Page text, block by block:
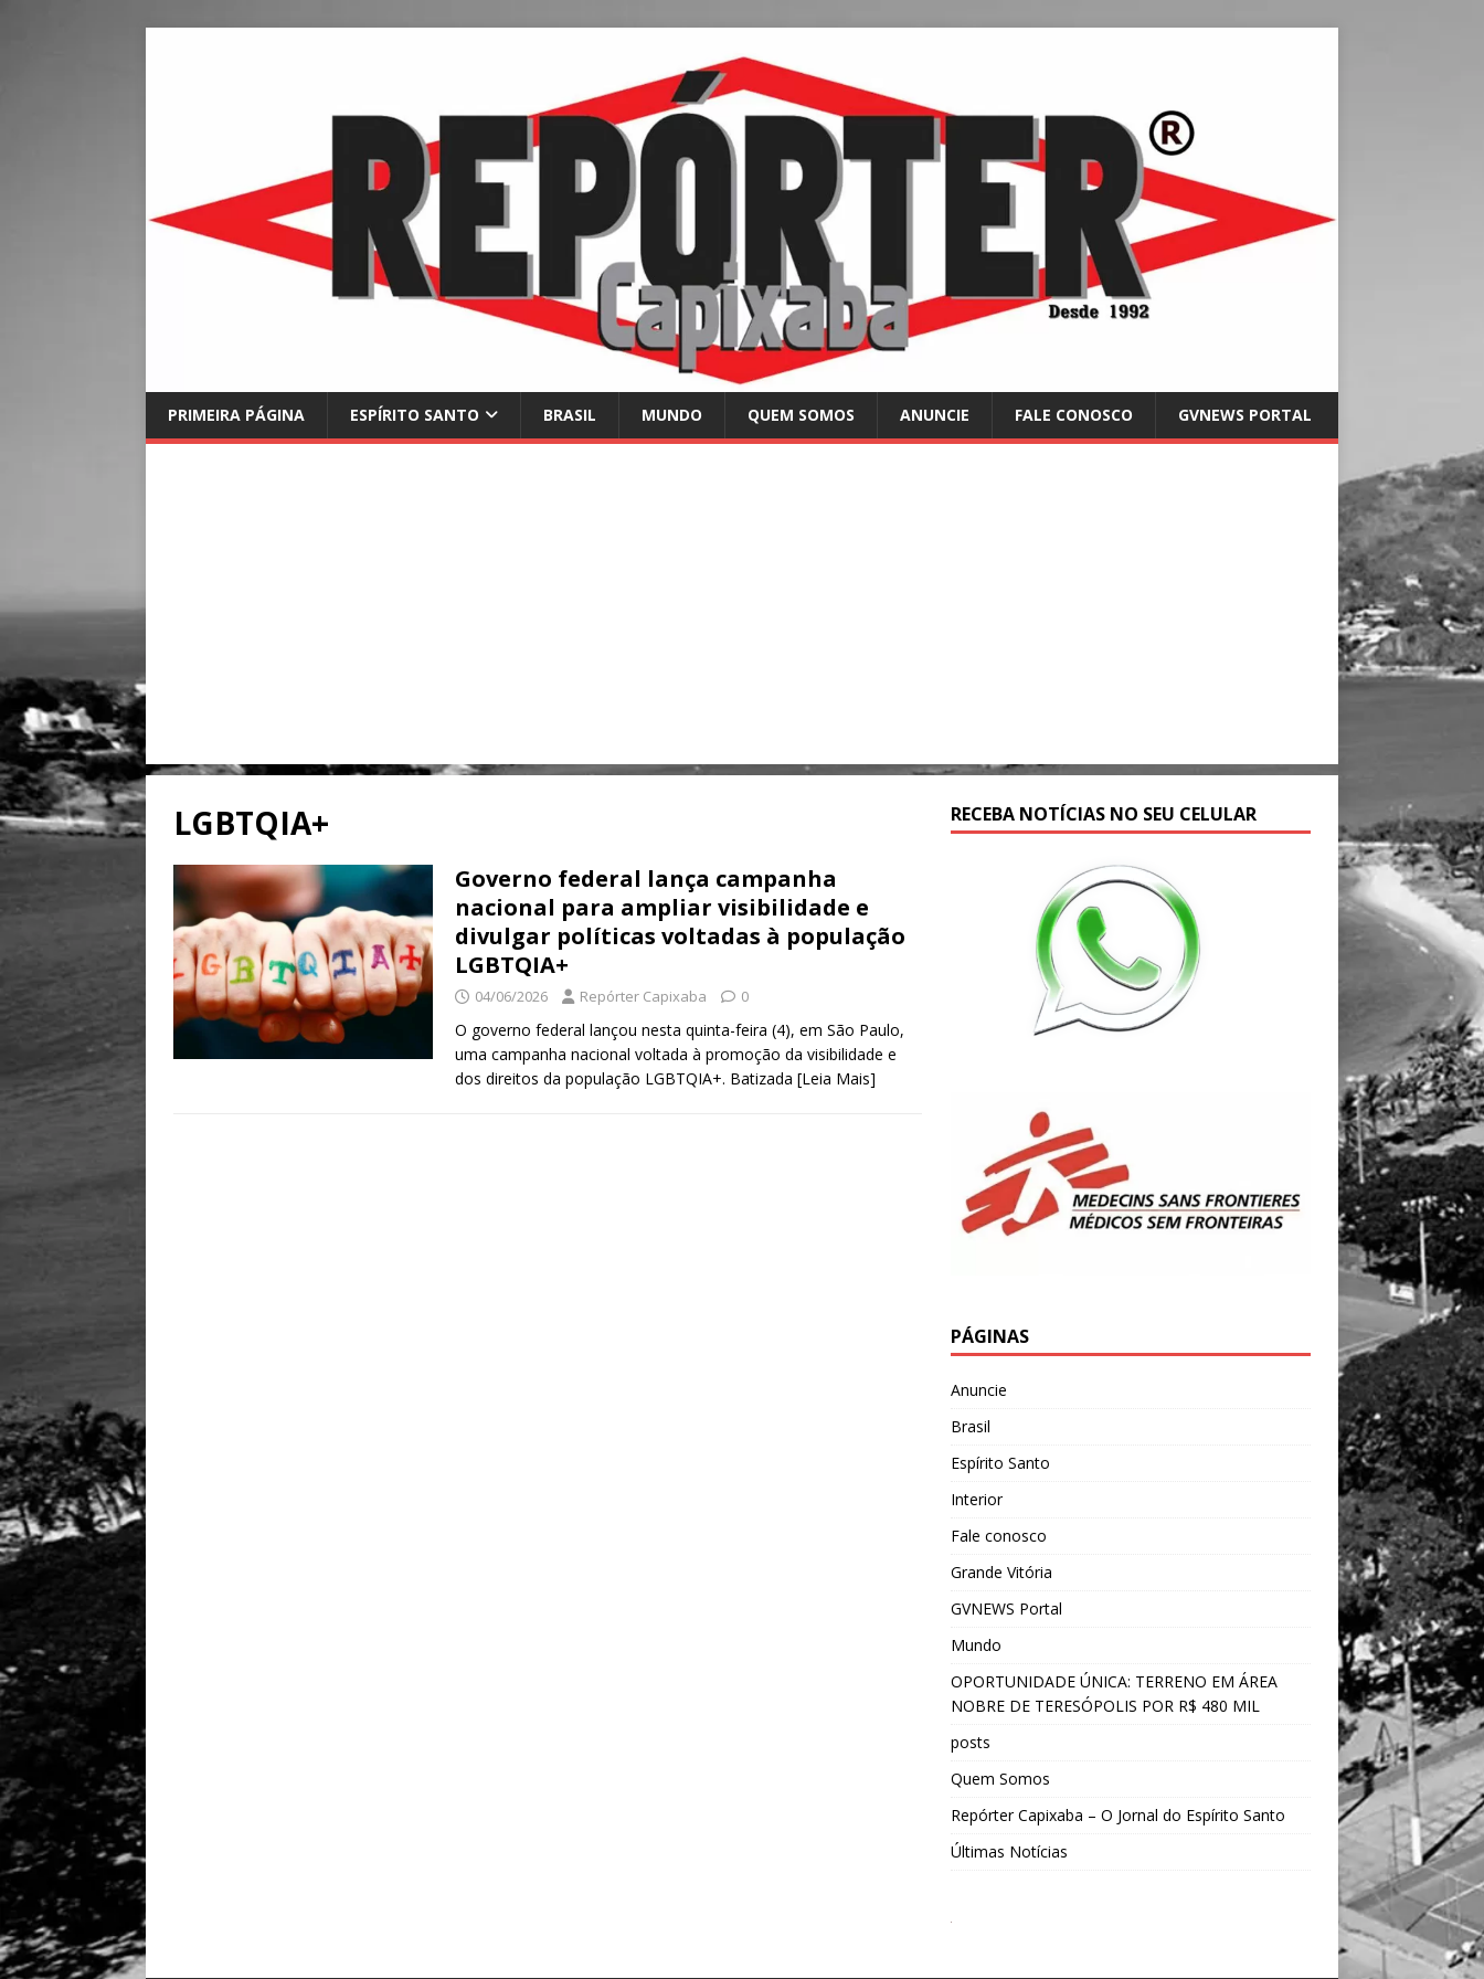
PRIMEIRA PÁGINA ESPÍRITO SANTO BRASIL MUNDO QUEM SOMOS ANUNCIE FALE CONOSCO GVNEWS PORTAL
LGBTQIA+
Governo federal lança campanha
nacional para ampliar visibilidade e
divulgar políticas voltadas à população
LGBTQIA+
04/06/2026 Repórter Capixaba 0
O governo federal lançou nesta quinta-feira (4), em São Paulo,
uma campanha nacional voltada à promoção da visibilidade e
dos direitos da população LGBTQIA+. Batizada [Leia Mais]
RECEBA NOTÍCIAS NO SEU CELULAR
PÁGINAS
Anuncie
Brasil
Espírito Santo
Interior
Fale conosco
Grande Vitória
GVNEWS Portal
Mundo
OPORTUNIDADE ÚNICA: TERRENO EM ÁREA
NOBRE DE TERESÓPOLIS POR R$ 480 MIL
posts
Quem Somos
Repórter Capixaba – O Jornal do Espírito Santo
Últimas Notícias